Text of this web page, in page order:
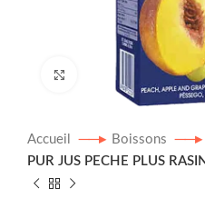
Click to enlarge
Accueil Boissons
PUR JUS PECHE PLUS